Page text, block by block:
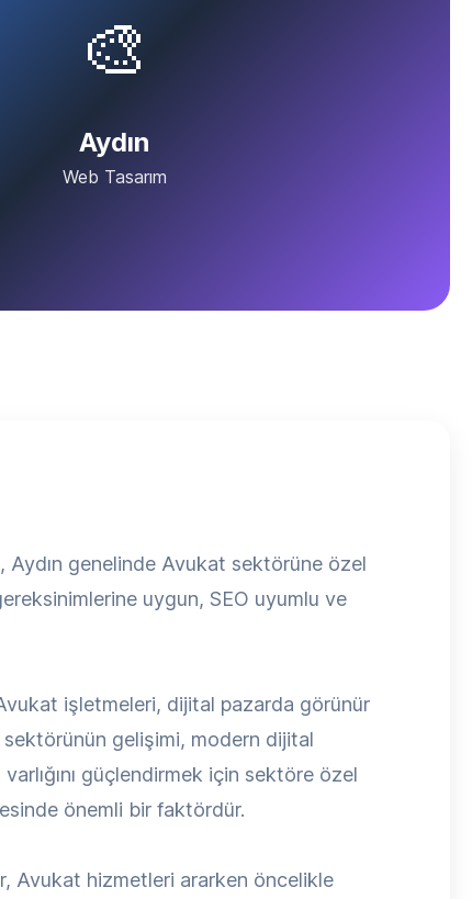
🎨
Aydın
Web Tasarım
genelinde Avukat sektörüne özel
uygun, SEO uyumlu ve
işletmeleri, dijital pazarda görünür
gelişimi, modern dijital
güçlendirmek için sektöre özel
önemli bir faktördür.
Avukat hizmetleri ararken öncelikle